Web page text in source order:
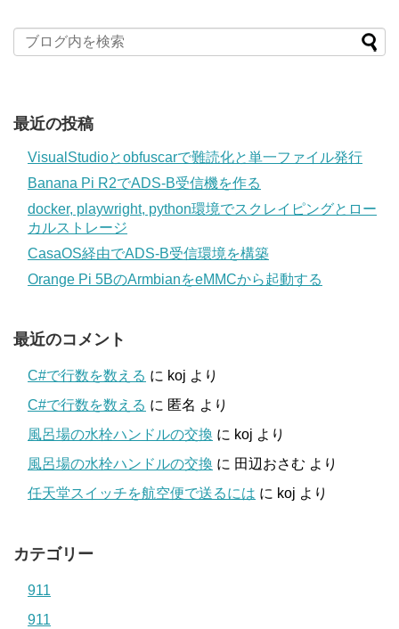
最近の投稿
VisualStudioとobfuscarで難読化と単一ファイル発行
Banana Pi R2でADS-B受信機を作る
docker, playwright, python環境でスクレイピングとロー
カルストレージ
CasaOS経由でADS-B受信環境を構築
Orange Pi 5BのArmbianをeMMCから起動する
最近のコメント
C#で行数を数える に koj より
C#で行数を数える に 匿名 より
風呂場の水栓ハンドルの交換 に koj より
風呂場の水栓ハンドルの交換 に 田辺おさむ より
任天堂スイッチを航空便で送るには に koj より
カテゴリー
911
911